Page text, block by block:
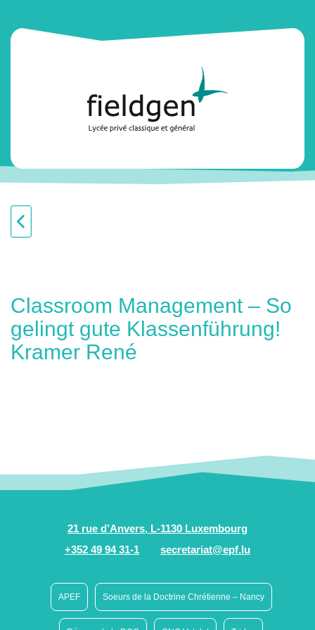
Classroom Management – So
gelingt gute Klassenführung!
Kramer René
21 rue d’Anvers, L-1130 Luxembourg
+352 49 94 31-1
secretariat@epf.lu
APEF Soeurs de la Doctrine Chrétienne – Nancy